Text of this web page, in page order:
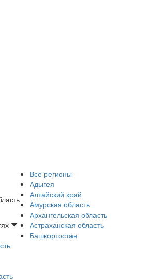
Все регионы
Адыгея
Алтайский край
Амурская область
Архангельская область
Астраханская область
Башкортостан